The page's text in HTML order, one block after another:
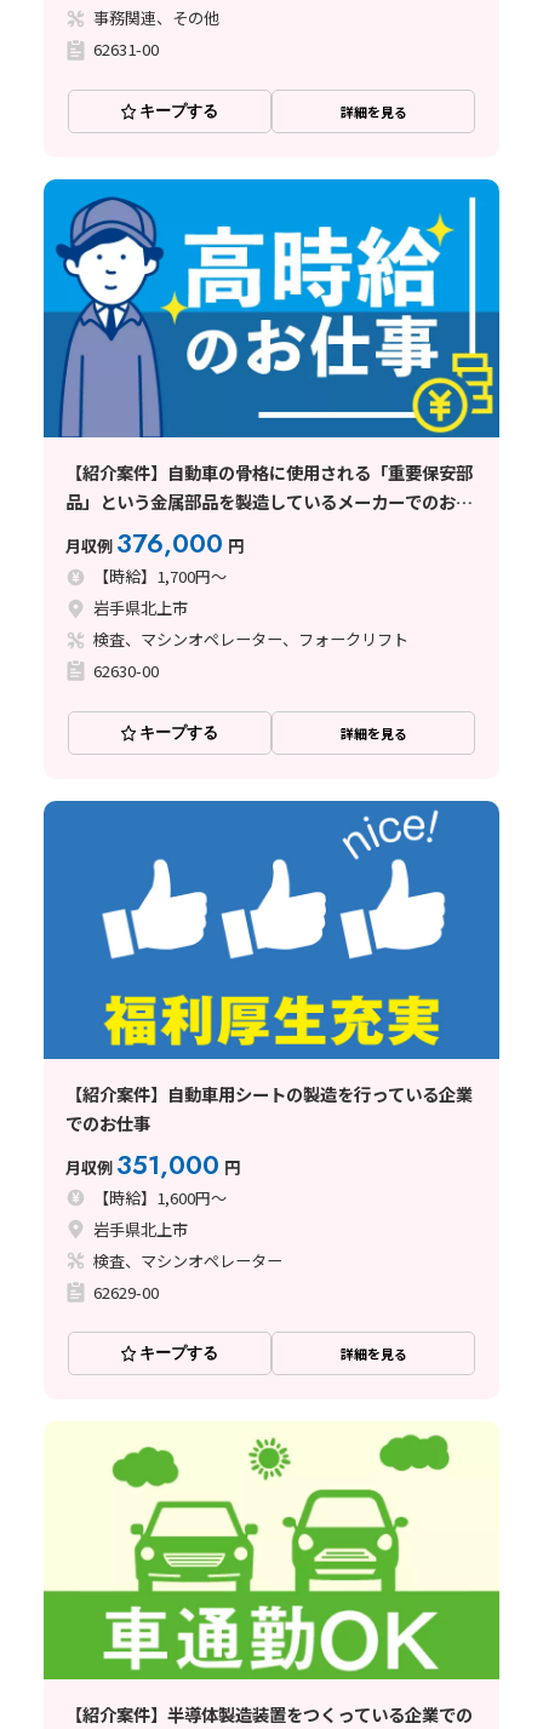
事務関連、その他
62631-00
キープする 詳細を見る
【紹介案件】自動車の骨格に使用される「重要保安部
品」という金属部品を製造しているメーカーでのお仕
月収例 376,000 円
【時給】1,700円～
岩手県北上市
検査、マシンオペレーター、フォークリフト
62630-00
キープする 詳細を見る
【紹介案件】自動車用シートの製造を行っている企業
でのお仕事
月収例 351,000 円
【時給】1,600円～
岩手県北上市
検査、マシンオペレーター
62629-00
キープする 詳細を見る
【紹介案件】半導体製造装置をつくっている企業での